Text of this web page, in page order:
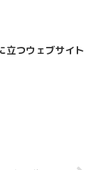
立つウェブサイト